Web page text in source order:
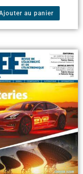
au panier